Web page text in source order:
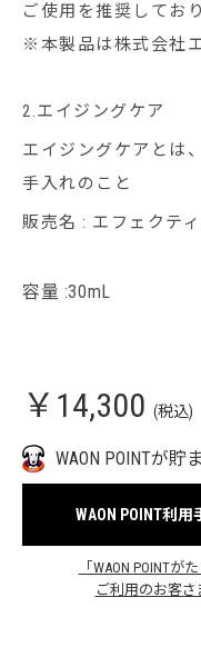
ご使用を推奨してお
※本製品は株式会社
2.エイジングケア
エイジングケアとは
手入れのこと
販売名 : エフェク
容量 :30mL
￥14,300 (税込)
WAON POINTが貯
WAON POINT利
「WAON POINTが
ご利用のお客